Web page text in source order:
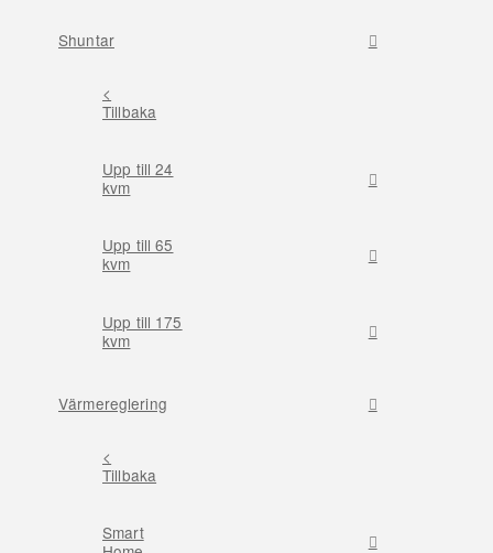
Shuntar
<
Tillbaka
Upp till 24
kvm
Upp till 65
kvm
Upp till 175
kvm
Värmereglering
<
Tillbaka
Smart